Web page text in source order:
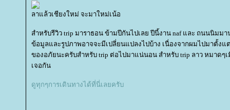
ลาแล้วเชียงใหม่ จะมาใหม่เน้อ
สำหรับรีวิว trip มาราธอน ข้ามปีกันไปเลย ปีนี้งาน naf และ ถนนนิมม
ข้อมูลและรูปภาพอาจจะมีเปลี่ยนแปลงไปบ้าง เนื่องจากผมไปมาตั้ง
ของอภัยนะครับสำหรับ trip ต่อไปมาแน่นอน สำหรับ trip ลาว หมาดๆ
เจอกัน
ดูทุกๆการเดินทางได้ที่นี่เลยครับ